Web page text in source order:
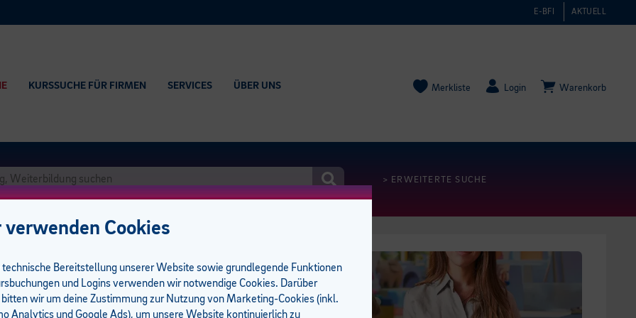
E-BFI AKTUELL
KURSSUCHE FÜR FIRMEN SERVICES ÜBER UNS Merkliste Login Warenkorb
> ERWEITERTE SUCHE
Cookies
technische Bereitstellung unserer Website sowie grundlegende Funktionen
und Logins verwenden wir notwendige Cookies. Darüber
bitten wir um deine Zustimmung zur Nutzung von Marketing-Cookies (inkl.
Analytics und Google Ads), um unsere Website kontinuierlich zu